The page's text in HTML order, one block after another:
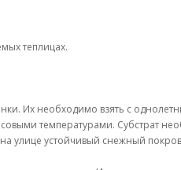
теплицах.
Их необходимо взять с
температурами. Субстрат
устойчивый снежный